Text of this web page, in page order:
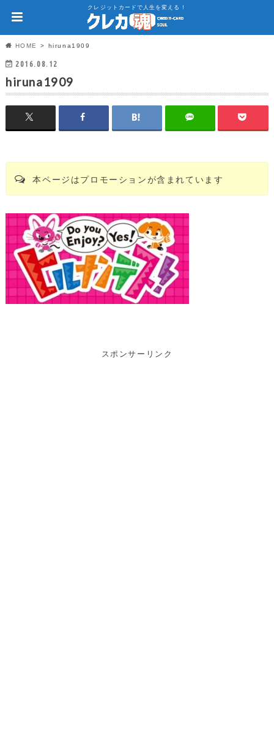
クレジットカードで人生を変える！
HOME hiruna1909
2016.08.12
hiruna1909
本ページはプロモーションが含まれています
スポンサーリンク